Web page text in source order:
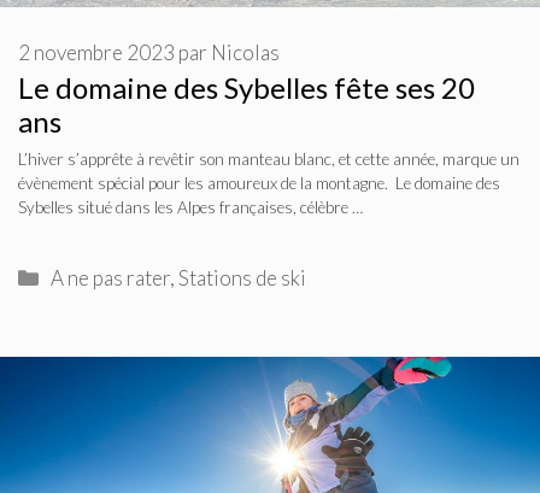
Le domaine des Sybelles fête ses 20
ans
2 novembre 2023 par Nicolas
L’hiver s’apprête à revêtir son manteau blanc, et cette année, marque un
évènement spécial pour les amoureux de la montagne. Le domaine des
Sybelles situé dans les Alpes françaises, célèbre …
Catégories
A ne pas rater,Stations de ski